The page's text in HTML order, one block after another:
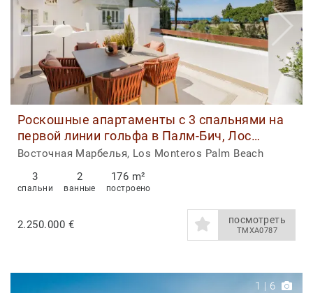
Роскошные апартаменты с 3 спальнями на
первой линии гольфа в Палм-Бич, Лос
Монтерос
Восточная Марбелья, Los Monteros Palm Beach
3
спальни
2
ванные
176 m²
построено
2.250.000 € посмотреть
TMXA0787
1 | 6